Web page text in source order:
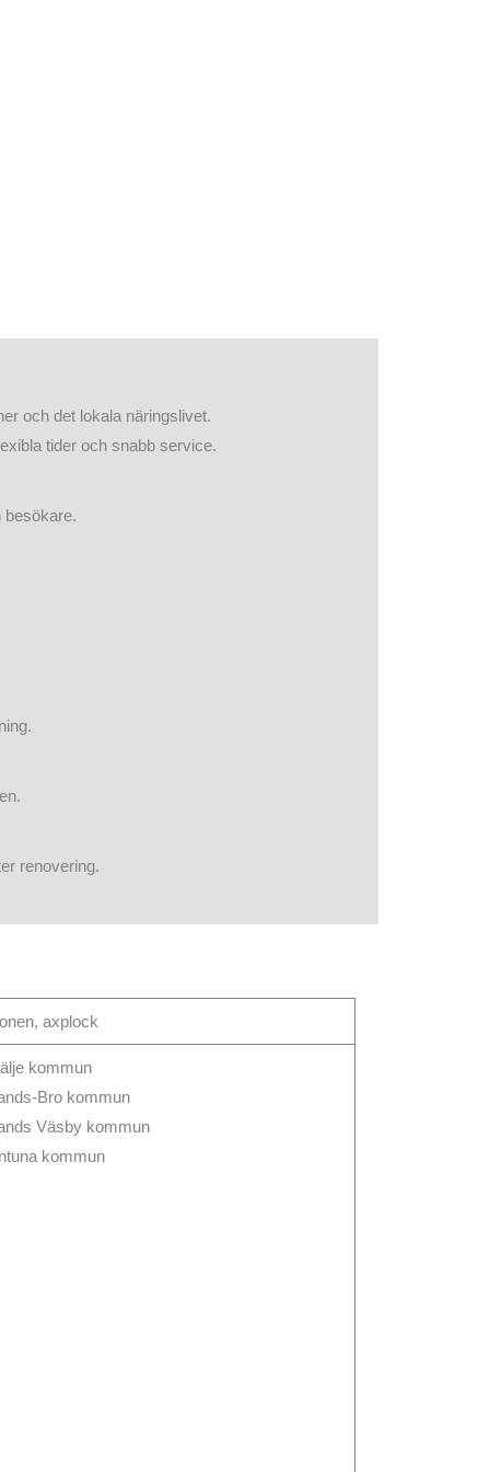
och det lokala näringslivet.
tider och snabb service.
besökare.
renovering.
axplock
kommun
Bro kommun
Väsby kommun
kommun